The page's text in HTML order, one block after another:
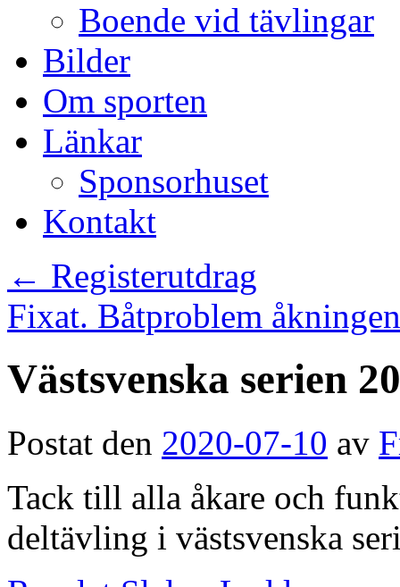
Boende vid tävlingar
Bilder
Om sporten
Länkar
Sponsorhuset
Kontakt
← Registerutdrag
Fixat. Båtproblem
Västsvenska serien
Postat den 2020-07-10 av
Tack till alla åkare och
deltävling i västsvenska